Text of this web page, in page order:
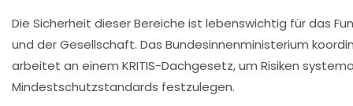
Die Sicherheit dieser Bereiche ist lebenswichtig für das
und der Gesellschaft. Das Bundesinnenministerium
arbeitet an einem KRITIS-Dachgesetz, um Risiken
Mindestschutzstandards festzulegen.